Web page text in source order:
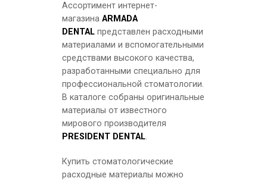
Presigum Putty Normal - базовый слой
Ассортимент интернет-
магазина ARMADA
DENTALпредставлен расходными
материалами и вспомогательными
средствами высокого качества,
разработанными специально для
профессиональной стоматологии.
В каталоге собраны оригинальные
материалы от известного
мирового производителя
PRESIDENT DENTAL.
Купить стоматологические
расходные материалы можно